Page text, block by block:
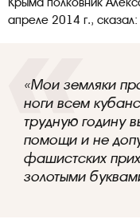
апреле 2014 г., сказал:
«Мои земляки
ноги всем
трудную годину
помощи и не
фашистских
золотыми